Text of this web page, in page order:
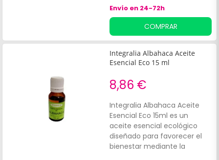
intestinos, piel, vasos
sanguíneos y tejidos se
contraigan.
Envío en 24-72h
COMPRAR
Integralia Albahaca Aceite
Esencial Eco 15 ml
8,86 €
Integralia Albahaca Aceite
Esencial Eco 15ml es un
aceite esencial ecológico
diseñado para favorecer el
bienestar mediante la